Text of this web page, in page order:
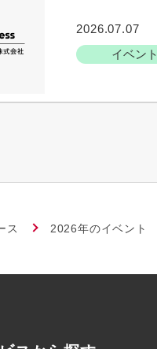
2026.07.07
イベント
ス 2026年のイベント